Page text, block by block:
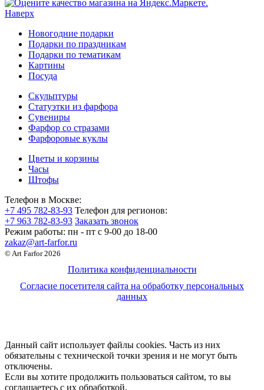
Наверх
Новогодние подарки
Подарки по праздникам
Подарки по тематикам
Картины
Посуда
Скульптуры
Статуэтки из фарфора
Сувениры
Фарфор со стразами
Фарфоровые куклы
Цветы и корзины
Часы
Штофы
Телефон в Москве:
+7 495 782-83-93 Телефон для регионов:
+7 963 782-83-93 Заказать звонок
Режим работы: пн - пт c 9-00 до 18-00
zakaz@art-farfor.ru
© Art Farfor 2026
Политика конфиденциальности
Согласие посетителя сайта на обработку персональных
данных
Данный сайт использует файлы cookies. Часть из них
обязательны с технической точки зрения и не могут быть
отключены.
Если вы хотите продолжить пользоваться сайтом, то вы
соглашаетесь с их обработкой.